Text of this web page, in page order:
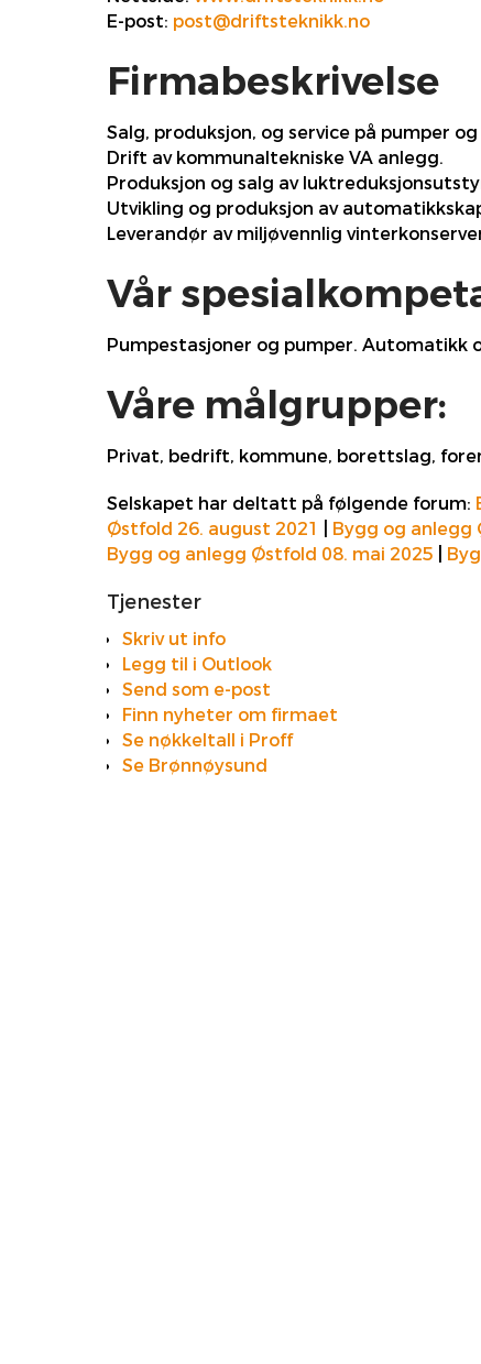
E-post: post@driftsteknikk.no
Firmabeskrivelse
Salg, produksjon, og service på pumper
Drift av kommunaltekniske VA anlegg.
Produksjon og salg av
Utvikling og produksjon av
Leverandør av miljøvennlig
Vår
Pumpestasjoner og pumper. Automatikk
Våre målgrupper:
Privat, bedrift, kommune, borettslag,
Selskapet har deltatt på følgende forum:
Østfold 26. august 2021
Bygg og anlegg
Bygg og anlegg Østfold 08. mai 2025
Tjenester
Skriv ut info
Legg til i Outlook
Send som e-post
Finn nyheter om firmaet
Se nøkkeltall i Proff
Se Brønnøysund